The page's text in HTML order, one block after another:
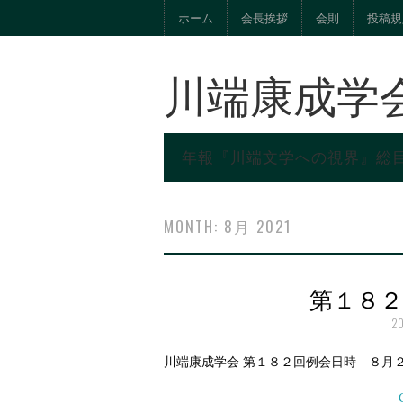
ホーム 会長挨拶 会則 投稿
川端康成
年報『川端文学への視界』総
MONTH: 8月 2021
第１８
川端康成学会 第１８２回例会日時 ８